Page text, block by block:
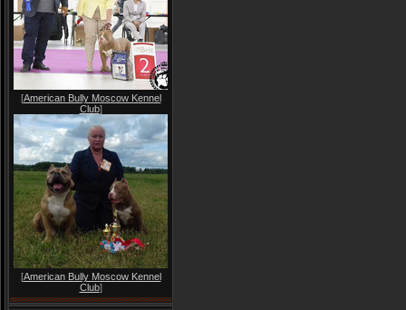
[American Bully Moscow Kennel
Club]
[American Bully Moscow Kennel
Club]